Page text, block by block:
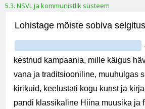
5.3. NSVL ja kommunistlik süsteem